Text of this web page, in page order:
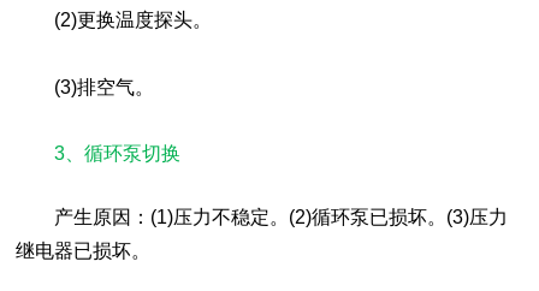
(2)更换温度探头。
(3)排空气。
3、循环泵切换
产生原因：(1)压力不稳定。(2)循环泵已损坏。(3)压力
继电器已损坏。